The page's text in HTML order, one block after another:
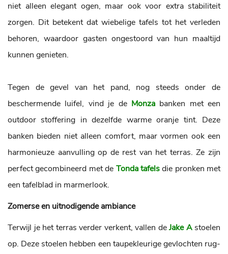
niet alleen elegant ogen, maar ook voor extra stabiliteit
zorgen. Dit betekent dat wiebelige tafels tot het verleden
behoren, waardoor gasten ongestoord van hun maaltijd
kunnen genieten.
Tegen de gevel van het pand, nog steeds onder de
beschermende luifel, vind je de Monzabanken met een
outdoor stoffering in dezelfde warme oranje tint. Deze
banken bieden niet alleen comfort, maar vormen ook een
harmonieuze aanvulling op de rest van het terras. Ze zijn
perfect gecombineerd met de Tonda tafelsdie pronken met
een tafelblad in marmerlook.
Zomerse en uitnodigende ambiance
Terwijl je het terras verder verkent, vallen deJake A stoelen
op. Deze stoelen hebben een taupekleurige gevlochten rug-